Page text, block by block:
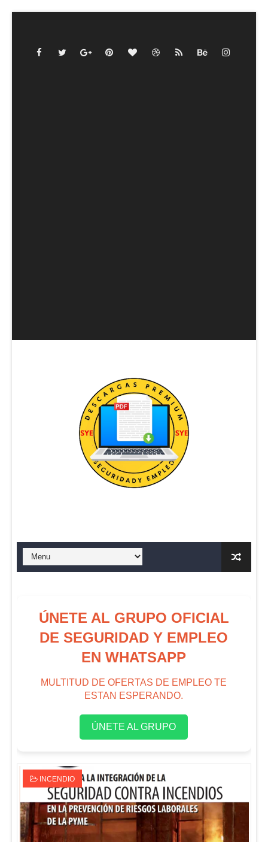
ÚNETE AL GRUPO OFICIAL
DE SEGURIDAD Y EMPLEO
EN WHATSAPP
MULTITUD DE OFERTAS DE EMPLEO TE
ESTAN ESPERANDO.
ÚNETE AL GRUPO
INCENDIO